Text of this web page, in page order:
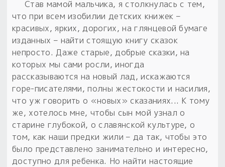
Став мамой мальчика, я столкнулась с тем,
что при всем изобилии детских книжек –
красивых, ярких, дорогих, на глянцевой бумаге
изданных – найти стоящую книгу сказок
непросто. Даже старые, добрые сказки, на
которых мы сами росли, иногда
рассказываются на новый лад, искажаются
горе-писателями, полны жестокости и насилия,
что уж говорить о «новых» сказаниях... К тому
же, хотелось мне, чтобы сын мой узнал о
старине глубокой, о славянской культуре, о
том, как наши предки жили – да так, чтобы это
было представлено занимательно и интересно,
доступно для ребенка. Но найти настоящие